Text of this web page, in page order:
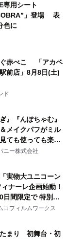
専用シート
」登場 表
色に
ぐ赤べこ 「アカベ
前店」8月8日(土)
ド
』『んぽちゃむ』
メイクパフがミル
ても使っても楽し
トなコレクショ
ニー株式会社
実物大ユニコーン
ナーレ企画始動！
日間限定で 特別映
Statue ―
―』を上映！
コフィルムワークス
まり 初舞台・初